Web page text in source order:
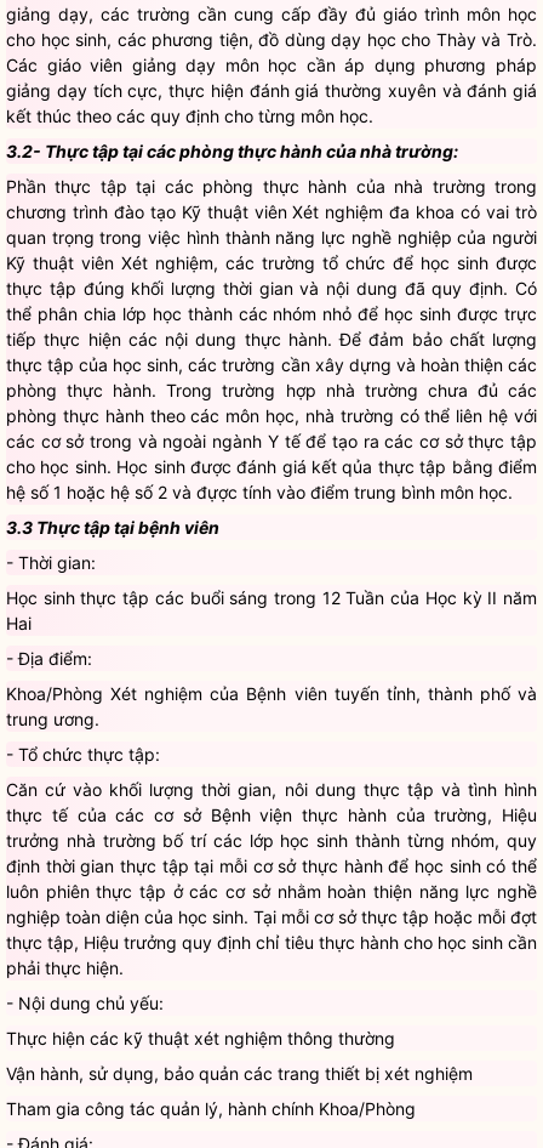
giảng dạy, các trường cần cung cấp đầy đủ giáo trình môn học
cho học sinh, các phương tiện, đồ dùng dạy học cho Thày và Trò.
Các giáo viên giảng dạy môn học cần áp dụng phương pháp
giảng dạy tích cực, thực hiện đánh giá thường xuyên và đánh giá
kết thúc theo các quy định cho từng môn học.
3.2- Thực tập tại các phòng thực hành của nhà trường:
Phần thực tập tại các phòng thực hành của nhà trường trong
chương trình đào tạo Kỹ thuật viên Xét nghiệm đa khoa có vai trò
quan trọng trong việc hình thành năng lực nghề nghiệp của người
Kỹ thuật viên Xét nghiệm, các trường tổ chức để học sinh được
thực tập đúng khối lượng thời gian và nội dung đã quy định. Có
thể phân chia lớp học thành các nhóm nhỏ để học sinh được trực
tiếp thực hiện các nội dung thực hành. Để đảm bảo chất lượng
thực tập của học sinh, các trường cần xây dựng và hoàn thiện các
phòng thực hành. Trong trường hợp nhà trường chưa đủ các
phòng thực hành theo các môn học, nhà trường có thể liên hệ với
các cơ sở trong và ngoài ngành Y tế để tạo ra các cơ sở thực tập
cho học sinh. Học sinh được đánh giá kết qủa thực tập bằng điểm
hệ số 1 hoặc hệ số 2 và đựợc tính vào điểm trung bình môn học.
3.3 Thực tập tại bệnh viên
- Thời gian:
Học sinh thực tập các buổi sáng trong 12 Tuần của Học kỳ II năm
Hai
- Địa điểm:
Khoa/Phòng Xét nghiệm của Bệnh viên tuyến tỉnh, thành phố và
trung ương.
- Tổ chức thực tập:
Căn cứ vào khối lượng thời gian, nôi dung thực tập và tình hình
thực tế của các cơ sở Bệnh viện thực hành của trường, Hiệu
trưởng nhà trường bố trí các lớp học sinh thành từng nhóm, quy
định thời gian thực tập tại mỗi cơ sở thực hành để học sinh có thể
luôn phiên thực tập ở các cơ sở nhằm hoàn thiện năng lực nghề
nghiệp toàn diện của học sinh. Tại mỗi cơ sở thực tập hoặc mỗi đợt
thực tập, Hiệu trưởng quy định chỉ tiêu thực hành cho học sinh cần
phải thực hiện.
- Nội dung chủ yếu:
Thực hiện các kỹ thuật xét nghiệm thông thường
Vận hành, sử dụng, bảo quản các trang thiết bị xét nghiệm
Tham gia công tác quản lý, hành chính Khoa/Phòng
- Đánh giá: